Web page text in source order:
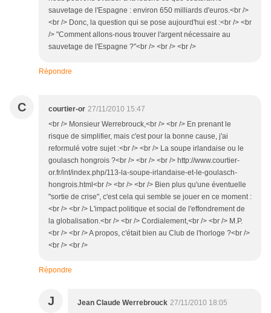
sauvetage de l'Espagne : environ 650 milliards d'euros.<br />
<br /> Donc, la question qui se pose aujourd'hui est :<br /> <br
/> "Comment allons-nous trouver l'argent nécessaire au
sauvetage de l'Espagne ?"<br /> <br /> <br />
Répondre
C courtier-or 27/11/2010 15:47
<br /> Monsieur Werrebrouck,<br /> <br /> En prenant le
risque de simplifier, mais c'est pour la bonne cause, j'ai
reformulé votre sujet :<br /> <br /> La soupe irlandaise ou le
goulasch hongrois ?<br /> <br /> <br /> http://www.courtier-
or.fr/int/index.php/113-la-soupe-irlandaise-et-le-goulasch-
hongrois.html<br /> <br /> <br /> Bien plus qu'une éventuelle
"sortie de crise", c'est cela qui semble se jouer en ce moment :
<br /> <br /> L'impact politique et social de l'effondrement de
la globalisation.<br /> <br /> Cordialement,<br /> <br /> M.P.
<br /> <br /> A propos, c'était bien au Club de l'horloge ?<br />
<br /> <br />
Répondre
J Jean Claude Werrebrouck 27/11/2010 18:05